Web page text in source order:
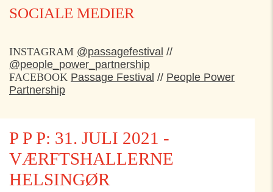
SOCIALE MEDIER
INSTAGRAM @passagefestival //
@people_power_partnership
FACEBOOK Passage Festival // People Power
Partnership
P P P: 31. JULI 2021 -
VÆRFTSHALLERNE
HELSINGØR